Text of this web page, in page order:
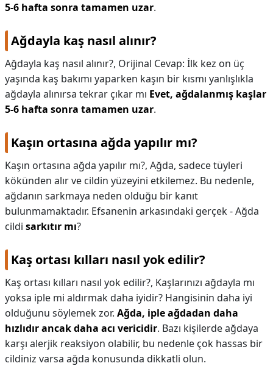
5-6 hafta sonra tamamen uzar.
Ağdayla kaş nasıl alınır?
Ağdayla kaş nasıl alınır?, Orijinal Cevap: İlk kez on üç
yaşında kaş bakımı yaparken kaşın bir kısmı yanlışlıkla
ağdayla alınırsa tekrar çıkar mı Evet, ağdalanmış kaşlar
5-6 hafta sonra tamamen uzar.
Kaşın ortasına ağda yapılır mı?
Kaşın ortasına ağda yapılır mı?, Ağda, sadece tüyleri
kökünden alır ve cildin yüzeyini etkilemez. Bu nedenle,
ağdanın sarkmaya neden olduğu bir kanıt
bulunmamaktadır. Efsanenin arkasındaki gerçek - Ağda
cildi sarkıtır mı?
Kaş ortası kılları nasıl yok edilir?
Kaş ortası kılları nasıl yok edilir?, Kaşlarınızı ağdayla mı
yoksa iple mi aldırmak daha iyidir? Hangisinin daha iyi
olduğunu söylemek zor. Ağda, iple ağdadan daha
hızlıdır ancak daha acı vericidir. Bazı kişilerde ağdaya
karşı alerjik reaksiyon olabilir, bu nedenle çok hassas bir
cildiniz varsa ağda konusunda dikkatli olun.